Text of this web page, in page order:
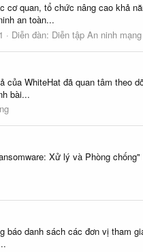
cơ quan, tổ chức nâng cao khả
an toàn...
Diễn đàn: Diễn tập An ninh mạng
của WhiteHat đã quan tâm theo
bài...
Xử lý và Phòng
báo danh sách các đơn vị tham